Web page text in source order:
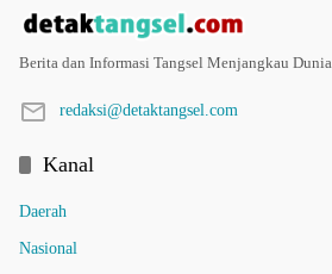
Berita dan Informasi Tangsel Menjangkau Dunia
redaksi@detaktangsel.com
Kanal
Daerah
Nasional